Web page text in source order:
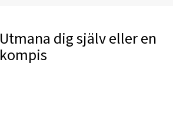
Utmana dig själv eller en
kompis